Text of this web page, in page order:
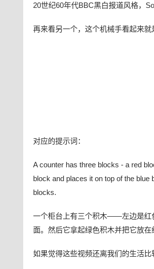
20世纪60年代BBC黑白报道风格，
再来看另一个，这个机械手看起来就
对应的提示词：
A counter has three blocks - a red
block and places it on top of the
blocks.
一个柜台上有三个积木——左边是红
面。然后它拿起绿色积木并把它放在
如果觉得这些视频还离我们的生活比